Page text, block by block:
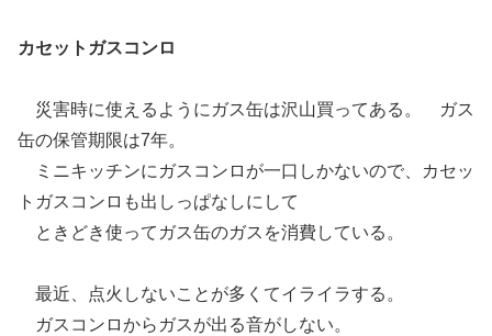
カセットガスコンロ
災害時に使えるようにガス缶は沢山買ってある。 ガス
缶の保管期限は7年。
ミニキッチンにガスコンロが一口しかないので、カセッ
トガスコンロも出しっぱなしにして
ときどき使ってガス缶のガスを消費している。
最近、点火しないことが多くてイライラする。
ガスコンロからガスが出る音がしない。